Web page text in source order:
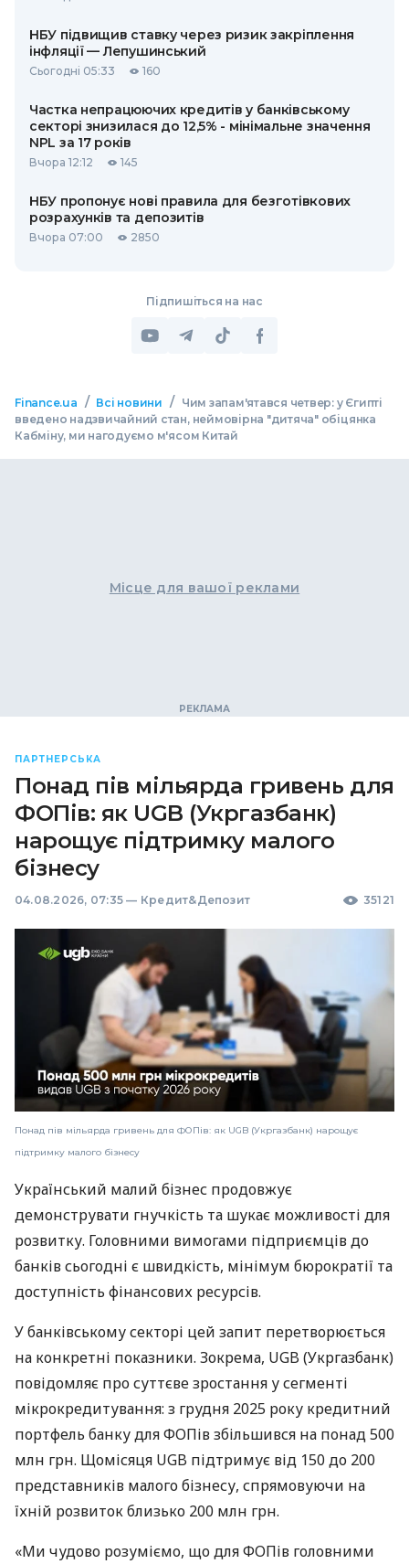
НБУ підвищив ставку через ризик закріплення
інфляції — Лепушинський
Сьогодні 05:33 160
Частка непрацюючих кредитів у банківському
секторі знизилася до 12,5% - мінімальне значення
NPL за 17 років
Вчора 12:12 145
НБУ пропонує нові правила для безготівкових
розрахунків та депозитів
Вчора 07:00 2850
Підпишіться на нас
Finance.ua / Всі новини /
Чим запам'ятався четвер: у Єгипті
введено надзвичайний стан, неймовірна "дитяча" обіцянка
Кабміну, ми нагодуємо м'ясом Китай
Місце для вашої реклами
ПАРТНЕРСЬКА
Понад пів мільярда гривень для
ФОПів: як UGB (Укргазбанк)
нарощує підтримку малого
бізнесу
04.08.2026, 07:35 — Кредит&Депозит 35121
Понад пів мільярда гривень для ФОПів: як UGB (Укргазбанк) нарощує
підтримку малого бізнесу
Український малий бізнес продовжує
демонструвати гнучкість та шукає можливості для
розвитку. Головними вимогами підприємців до
банків сьогодні є швидкість, мінімум бюрократії та
доступність фінансових ресурсів.
У банківському секторі цей запит перетворюється
на конкретні показники. Зокрема, UGB (Укргазбанк)
повідомляє про суттєве зростання у сегменті
мікрокредитування: з грудня 2025 року кредитний
портфель банку для ФОПів збільшився на понад 500
млн грн. Щомісяця UGB підтримує від 150 до 200
представників малого бізнесу, спрямовуючи на
їхній розвиток близько 200 млн грн.
«Ми чудово розуміємо, що для ФОПів головними